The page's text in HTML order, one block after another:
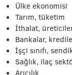
Ülke ekonomisi
Tarım, tüketim
İthalat,
Bankalar,
İşçi sınıfı,
Sağlık, ilaç
Arıcılık